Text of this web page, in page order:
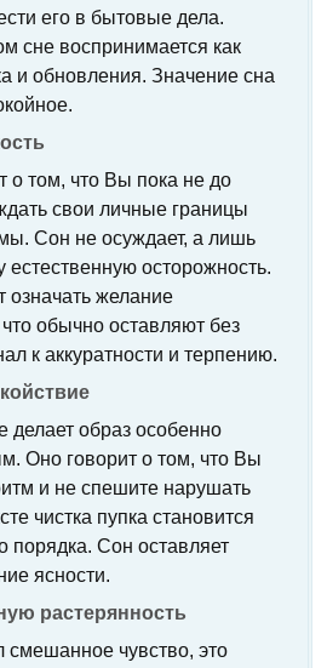
его в бытовые дела.
сне воспринимается как
и обновления. Значение сна
о том, что Вы пока не до
свои личные границы
Сон не осуждает, а лишь
естественную осторожность.
означать желание
обычно оставляют без
к аккуратности и терпению.
делает образ особенно
Оно говорит о том, что Вы
и не спешите нарушать
чистка пупка становится
порядка. Сон оставляет
ясности.
растерянность
смешанное чувство, это